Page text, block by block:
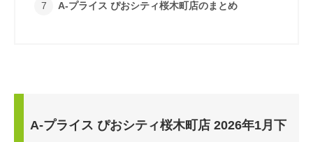
A-プライス ぴおシティ桜木町店のまとめ
A-プライス ぴおシティ桜木町店 2026年1月下